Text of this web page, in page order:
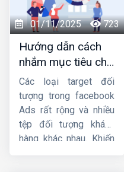
đổi vẫn thấp. Vì vậy,
việc nắm vữngcách
tạo đối tượng quảng
cáo trên Facebook
kỹ năng bắt buộc đối
với bất kỳ nhà quảng
cáo nào, dù bạn là
người mới hay đã chạy
Ads lâu năm.
01/11/2025 723
Hướng dẫn cách
nhắm mục tiêu chi
tiết trong quảng
cáo facebook
Các loại target đối
tượng trong facebook
Ads rất rộng và nhiều
tệp đối tượng khách
hàng khác nhau. Khiến